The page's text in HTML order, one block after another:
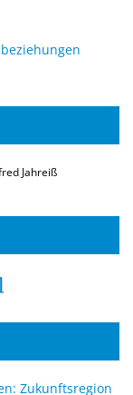
Jahreiß
Zukunftsregion